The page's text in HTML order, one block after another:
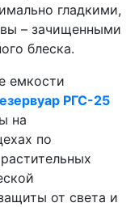
гладкими,
– зачищенными
блеска.
емкости
РГС-25
на
по
от света и